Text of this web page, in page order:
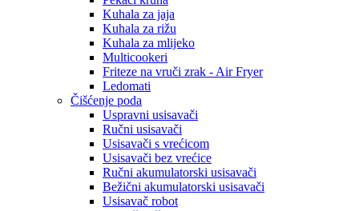
Kuhala za jaja
Kuhala za rižu
Kuhala za mlijeko
Multicookeri
Friteze na vruči zrak - Air Fryer
Ledomati
Čišćenje poda
Uspravni usisavači
Ručni usisavači
Usisavači s vrećicom
Usisavači bez vrećice
Ručni akumulatorski usisavači
Bežični akumulatorski usisavači
Usisavač robot